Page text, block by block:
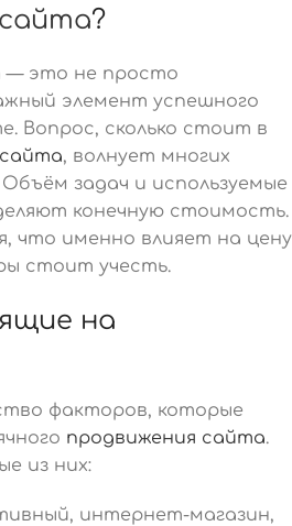
?
— это не просто
элемент успешного
Вопрос, сколько стоит в
, волнует многих
Объём задач и используемые
конечную стоимость.
что именно влияет на цену
стоит учесть.
на
факторов, которые
продвижения сайта.
из них:
интернет-магазин,